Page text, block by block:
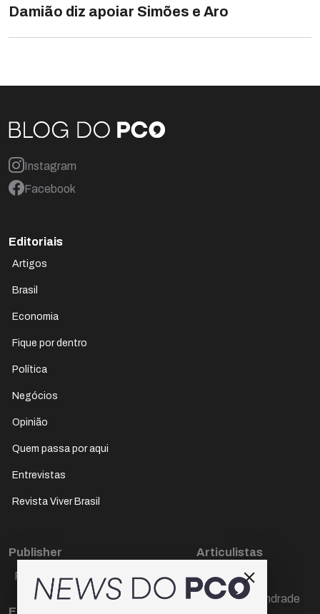
Damião diz apoiar Simões e Aro
Instagram
Facebook
Editoriais
Artigos
Brasil
Economia
Fique por dentro
Política
Negócios
Opinião
Quem passa por aqui
Entrevistas
Revista Viver Brasil
Publisher
Paulo Cesar de Oliveira
Editora Chefe
Articulistas
Décio Freire
Dr Marcos Andrade